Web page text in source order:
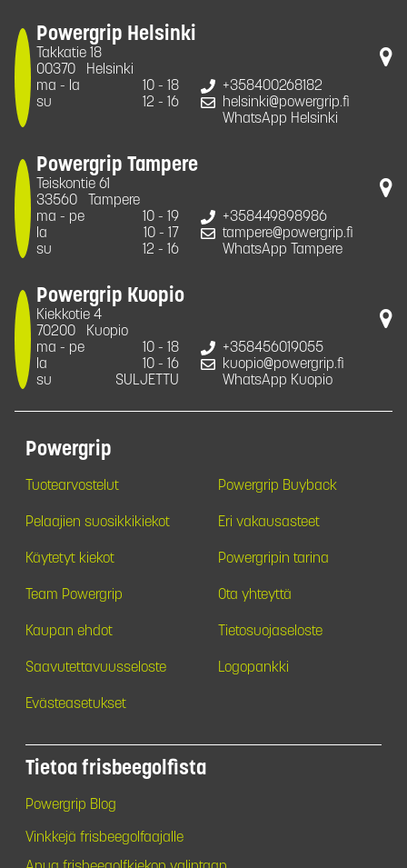
Powergrip Helsinki
Takkatie 18
00370
Helsinki
ma - la
10 - 18
su
12 - 16
+358400268182
helsinki@powergrip.fi
WhatsApp Helsinki
Powergrip Tampere
Teiskontie 61
33560
Tampere
ma - pe
10 - 19
la
10 - 17
su
12 - 16
+358449898986
tampere@powergrip.fi
WhatsApp Tampere
Powergrip Kuopio
Kiekkotie 4
70200
Kuopio
ma - pe
10 - 18
la
10 - 16
su
SULJETTU
+358456019055
kuopio@powergrip.fi
WhatsApp Kuopio
Powergrip
Tuotearvostelut Powergrip Buyback
Pelaajien suosikkikiekot Eri vakausasteet
Käytetyt kiekot Powergripin tarina
Team Powergrip Ota yhteyttä
Kaupan ehdot Tietosuojaseloste
Saavutettavuusseloste Logopankki
Evästeasetukset
Tietoa frisbeegolfista
Powergrip Blog
Vinkkejä frisbeegolfaajalle